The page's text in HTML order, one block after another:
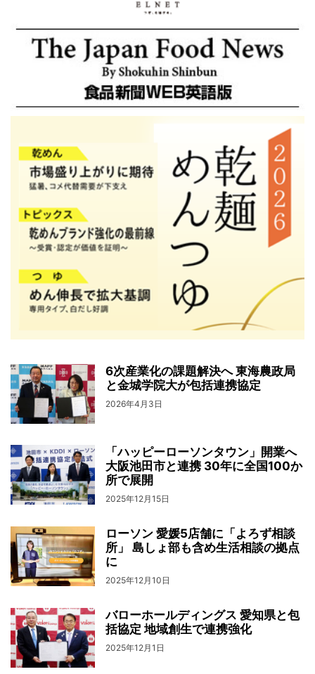
6次産業化の課題解決へ 東海農政局
と金城学院大が包括連携協定
2026年4月3日
「ハッピーローソンタウン」開業へ
大阪池田市と連携 30年に全国100か
所で展開
2025年12月15日
ローソン 愛媛5店舗に「よろず相談
所」 島しょ部も含め生活相談の拠点
に
2025年12月10日
バローホールディングス 愛知県と包
括協定 地域創生で連携強化
2025年12月1日